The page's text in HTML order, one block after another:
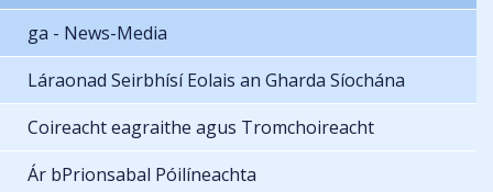
ga - News-Media
Láraonad Seirbhísí Eolais an Gharda Síochána
Coireacht eagraithe agus Tromchoireacht
Ár bPrionsabal Póilíneachta